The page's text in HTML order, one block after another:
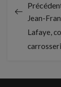
Jean-
Lafaye,